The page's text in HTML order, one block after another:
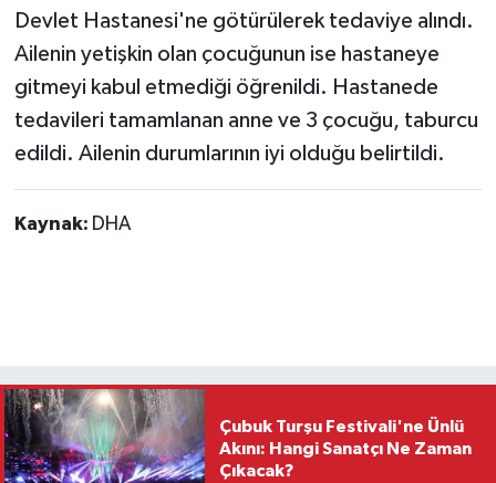
Devlet Hastanesi'ne götürülerek tedaviye alındı.
Ailenin yetişkin olan çocuğunun ise hastaneye
gitmeyi kabul etmediği öğrenildi. Hastanede
tedavileri tamamlanan anne ve 3 çocuğu, taburcu
edildi. Ailenin durumlarının iyi olduğu belirtildi.
Kaynak: DHA
Çubuk Turşu Festivali'ne Ünlü
Akını: Hangi Sanatçı Ne Zaman
Çıkacak?